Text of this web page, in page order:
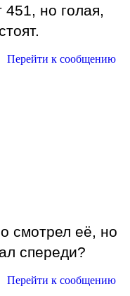
451, но голая,
Перейти к сообщению
смотрел её, но
спереди?
Перейти к сообщению